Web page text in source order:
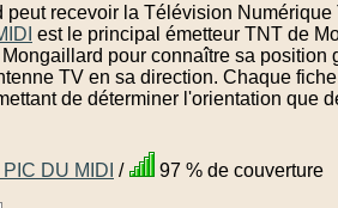
peut recevoir la Télévision Numérique
est le principal émetteur TNT de
pour connaître sa position
TV en sa direction. Chaque
de déterminer l'orientation que
DU MIDI / 97 % de couverture